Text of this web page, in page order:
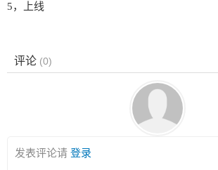
5，上线
评论 (0)
发表评论请 登录